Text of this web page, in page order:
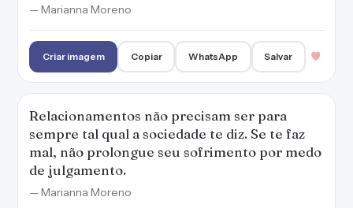
— Marianna Moreno
Criar imagem Copiar WhatsApp Salvar
Relacionamentos não precisam ser para
sempre tal qual a sociedade te diz. Se te faz
mal, não prolongue seu sofrimento por medo
de julgamento.
— Marianna Moreno